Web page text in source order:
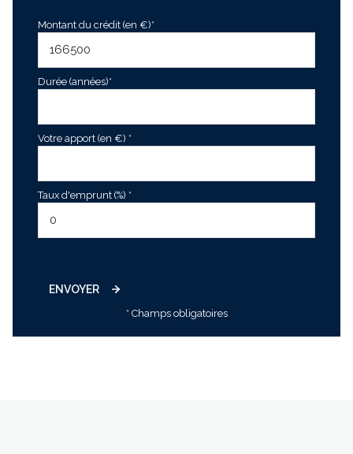
Montant du crédit (en €)*
Durée (années)*
Votre apport (en €) *
Taux d'emprunt (%) *
ENVOYER
* Champs obligatoires